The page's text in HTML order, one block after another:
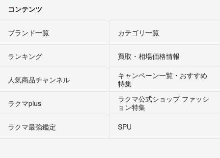
コンテンツ
ブランド一覧 カテゴリ一覧
ランキング 買取・相場価格情報
人気商品チャンネル
キャンペーン一覧・おすすめ
特集
ラクマplus
ラクマ公式ショップ ファッシ
ョン特集
ラクマ最強鑑定
SPU